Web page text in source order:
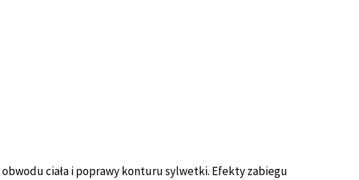
ciała i poprawy konturu sylwetki. Efekty zabiegu